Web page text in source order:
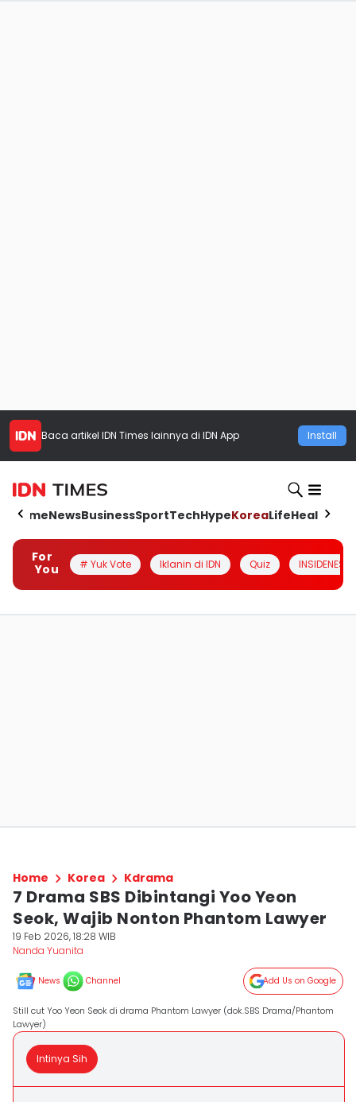
Baca artikel IDN Times lainnya di IDN App Install
HomeNewsBusinessSportTechHypeKoreaLifeHealth
For
You
# Yuk Vote Iklanin di IDN Quiz INSIDENESIA
Home Korea Kdrama
7 Drama SBS Dibintangi Yoo Yeon
Seok, Wajib Nonton Phantom Lawyer
19 Feb 2026, 18:28 WIB
Nanda Yuanita
News Channel Add Us on Google
Still cut Yoo Yeon Seok di drama Phantom Lawyer (dok.SBS Drama/Phantom
Lawyer)
Intinya Sih